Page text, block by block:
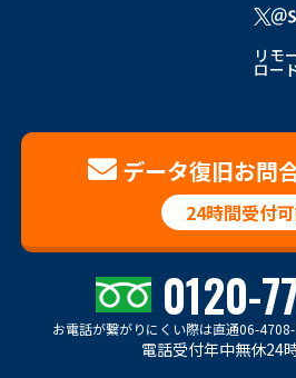
リモ
ロー
データ復旧お問
24時間受付
0120-
お電話が繋がりにくい際は直通06-
電話受付年中無休24